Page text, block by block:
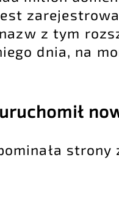
z tym
dnia, na
strony